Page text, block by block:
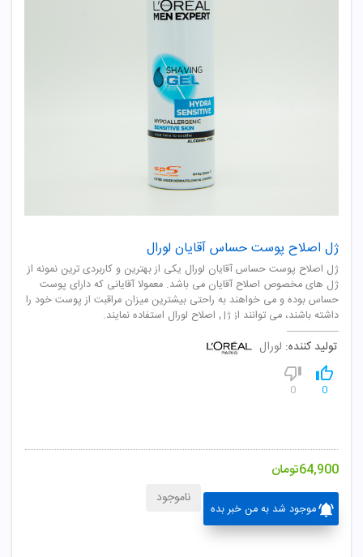
ژل اصلاح پوست حساس آقایان لورال
ژل اصلاح پوست حساس آقایان لورال یکی از بهترین و کاربردی ترین نمونه از
ژل های مخصوص اصلاح آقایان می باشد. معمولا آقایانی که دارای پوست
حساس بوده و می خواهند به راحتی بیشترین میزان مراقبت از پوست خود را
داشته باشند، می توانند از ژل اصلاح لورال استفاده نمایند.
تولید کننده: لورال
0
0
64,900تومان
موجود شد به من خبر بده
ناموجود